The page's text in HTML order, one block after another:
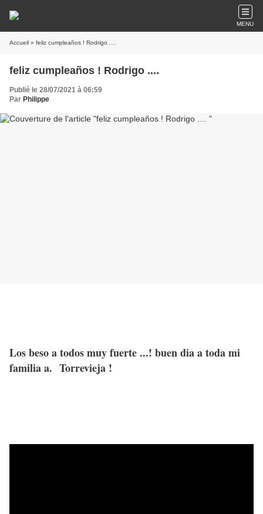
MENU
Accueil » feliz cumpleaños ! Rodrigo ....
feliz cumpleaños ! Rodrigo ....
Publié le 28/07/2021 à 06:59
Par Philippe
Los beso a todos muy fuerte ...! buen dia a toda mi
familia a. Torrevieja !